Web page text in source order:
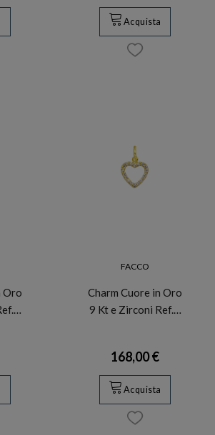
Acquista
Oro
FACCO
Charm Cuore in Oro
9 Kt e Zirconi Ref.…
168,00 €
Acquista